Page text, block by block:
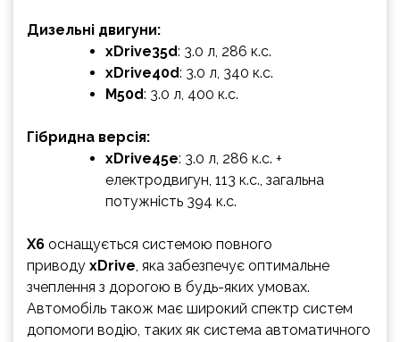
Дизельні двигуни:
xDrive35d: 3.0 л, 286 к.с.
xDrive40d: 3.0 л, 340 к.с.
M50d: 3.0 л, 400 к.с.
Гібридна версія:
xDrive45e: 3.0 л, 286 к.с. +
електродвигун, 113 к.с., загальна
потужність 394 к.с.
X6 оснащується системою повного
приводу xDrive, яка забезпечує оптимальне
зчеплення з дорогою в будь-яких умовах.
Автомобіль також має широкий спектр систем
допомоги водію, таких як система автоматичного